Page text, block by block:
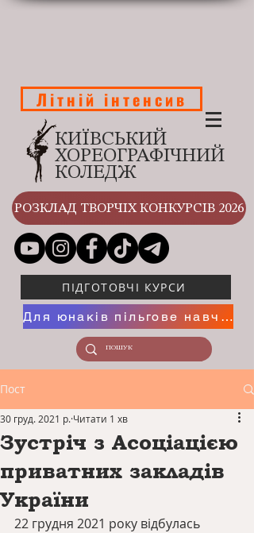
КИЇВСЬКИЙ
ХОРЕОГРАФІЧНИЙ
КОЛЕДЖ
Літній інтенсив
РОЗКЛАД ТВОРЧІХ КОНКУРСІВ 2026
ПІДГОТОВЧІ КУРСИ
Для юнаків пільгове навчання
Пост
Зустріч з Асоціацією
приватних закладів
України
30 груд. 2021 р. Читати 1 хв
22 грудня 2021 року відбулась